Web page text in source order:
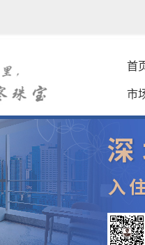
首
市